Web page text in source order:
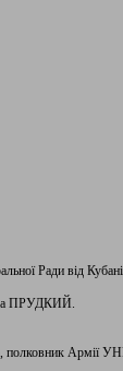
Ради від
ПРУДКИЙ.
полковник Армії